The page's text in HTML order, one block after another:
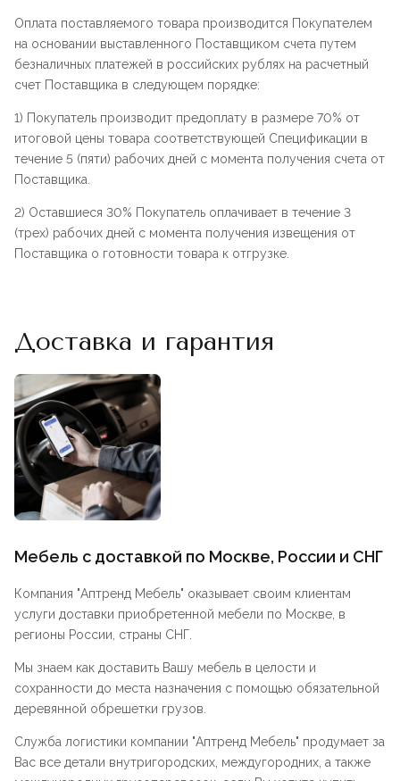
Оплата поставляемого товара производится Покупателем
на основании выставленного Поставщиком счета путем
безналичных платежей в российских рублях на расчетный
счет Поставщика в следующем порядке:
1) Покупатель производит предоплату в размере 70% от
итоговой цены товара соответствующей Спецификации в
течение 5 (пяти) рабочих дней с момента получения счета от
Поставщика.
2) Оставшиеся 30% Покупатель оплачивает в течение 3
(трех) рабочих дней с момента получения извещения от
Поставщика о готовности товара к отгрузке.
Доставка и гарантия
Мебель с доставкой по Москве, России и СНГ
Компания "Аптренд Мебель" оказывает своим клиентам
услуги доставки приобретенной мебели по Москве, в
регионы России, страны СНГ.
Мы знаем как доставить Вашу мебель в целости и
сохранности до места назначения с помощью обязательной
деревянной обрешетки грузов.
Служба логистики компании "Аптренд Мебель" продумает за
Вас все детали внутригородских, междугородних, а также